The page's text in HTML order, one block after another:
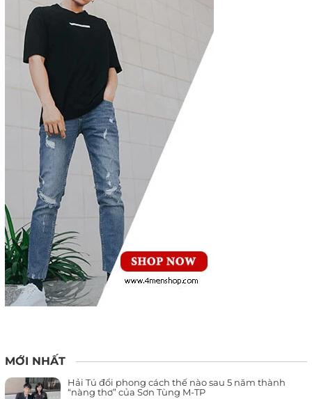
MỚI NHẤT
Hải Tú đổi phong cách thế nào sau 5 năm thành
“nàng thơ” của Sơn Tùng M-TP